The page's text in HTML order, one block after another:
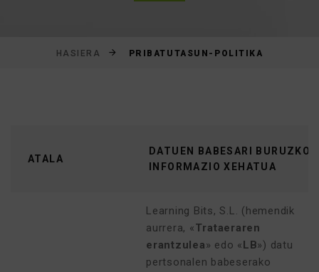
HASIERA PRIBATUTASUN-POLITIKA
ATALA
DATUEN BABESARI BURUZKO
INFORMAZIO XEHATUA
Learning Bits, S.L. (hemendik
aurrera, «Trataeraren
erantzulea» edo «LB») datu
pertsonalen babeserako